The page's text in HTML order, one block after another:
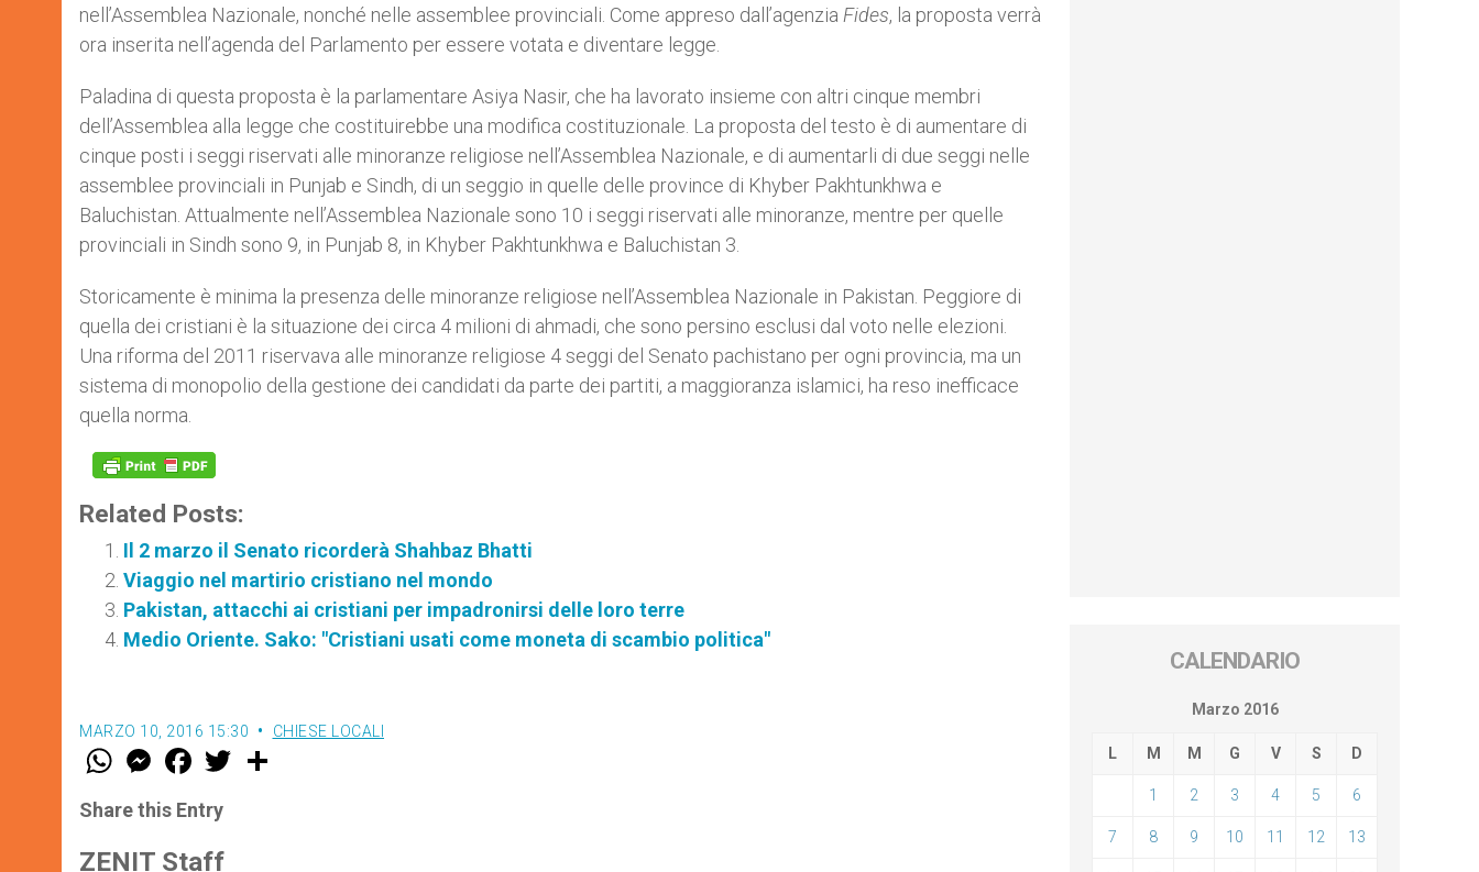
nell’Assemblea Nazionale, nonché nelle assemblee provinciali. Come appreso dall’agenzia Fides, la proposta verrà
ora inserita nell’agenda del Parlamento per essere votata e diventare legge.
Paladina di questa proposta è la parlamentare Asiya Nasir, che ha lavorato insieme con altri cinque membri
dell’Assemblea alla legge che costituirebbe una modifica costituzionale. La proposta del testo è di aumentare di
cinque posti i seggi riservati alle minoranze religiose nell’Assemblea Nazionale, e di aumentarli di due seggi nelle
assemblee provinciali in Punjab e Sindh, di un seggio in quelle delle province di Khyber Pakhtunkhwa e
Baluchistan. Attualmente nell’Assemblea Nazionale sono 10 i seggi riservati alle minoranze, mentre per quelle
provinciali in Sindh sono 9, in Punjab 8, in Khyber Pakhtunkhwa e Baluchistan 3.
Storicamente è minima la presenza delle minoranze religiose nell’Assemblea Nazionale in Pakistan. Peggiore di
quella dei cristiani è la situazione dei circa 4 milioni di ahmadi, che sono persino esclusi dal voto nelle elezioni.
Una riforma del 2011 riservava alle minoranze religiose 4 seggi del Senato pachistano per ogni provincia, ma un
sistema di monopolio della gestione dei candidati da parte dei partiti, a maggioranza islamici, ha reso inefficace
quella norma.
Related Posts:
Il 2 marzo il Senato ricorderà Shahbaz Bhatti
Viaggio nel martirio cristiano nel mondo
Pakistan, attacchi ai cristiani per impadronirsi delle loro terre
Medio Oriente. Sako: "Cristiani usati come moneta di scambio politica"
MARZO 10, 2016 15:30 CHIESE LOCALI
W
t
s
p
M
e
s
e
g
F
a
e
b
o
w
Share this Entry
ZENIT Staff
CALENDARIO
Marzo 2016
L M M G V S D
1 2 3 4 5 6
7 8 9 10 11 12 13